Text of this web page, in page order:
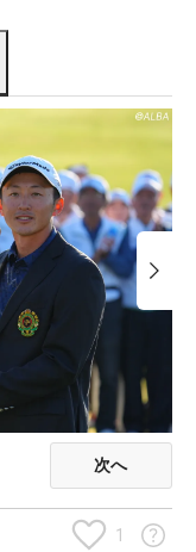
次へ
1